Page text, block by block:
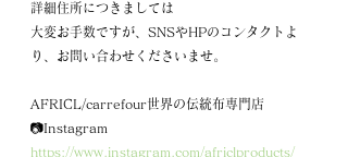
詳細住所につきましては
大変お手数ですが、SNSやHPのコンタクトよ
り、お問い合わせくださいませ。
AFRICL/carrefour世界の伝統布専門店
📷Instagram
https://www.instagram.com/africlproducts/